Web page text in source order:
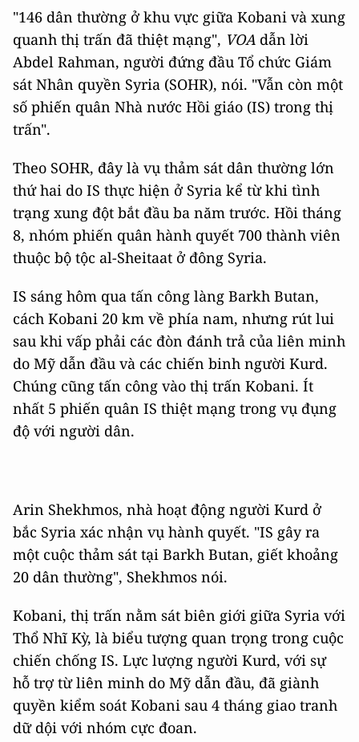
"146 dân thường ở khu vực giữa Kobani và xung
quanh thị trấn đã thiệt mạng", VOA dẫn lời
Abdel Rahman, người đứng đầu Tổ chức Giám
sát Nhân quyền Syria (SOHR), nói. "Vẫn còn một
số phiến quân Nhà nước Hồi giáo (IS) trong thị
trấn".
Theo SOHR, đây là vụ thảm sát dân thường lớn
thứ hai do IS thực hiện ở Syria kể từ khi tình
trạng xung đột bắt đầu ba năm trước. Hồi tháng
8, nhóm phiến quân hành quyết 700 thành viên
thuộc bộ tộc al-Sheitaat ở đông Syria.
IS sáng hôm qua tấn công làng Barkh Butan,
cách Kobani 20 km về phía nam, nhưng rút lui
sau khi vấp phải các đòn đánh trả của liên minh
do Mỹ dẫn đầu và các chiến binh người Kurd.
Chúng cũng tấn công vào thị trấn Kobani. Ít
nhất 5 phiến quân IS thiệt mạng trong vụ đụng
độ với người dân.
Arin Shekhmos, nhà hoạt động người Kurd ở
bắc Syria xác nhận vụ hành quyết. "IS gây ra
một cuộc thảm sát tại Barkh Butan, giết khoảng
20 dân thường", Shekhmos nói.
Kobani, thị trấn nằm sát biên giới giữa Syria với
Thổ Nhĩ Kỳ, là biểu tượng quan trọng trong cuộc
chiến chống IS. Lực lượng người Kurd, với sự
hỗ trợ từ liên minh do Mỹ dẫn đầu, đã giành
quyền kiểm soát Kobani sau 4 tháng giao tranh
dữ dội với nhóm cực đoan.